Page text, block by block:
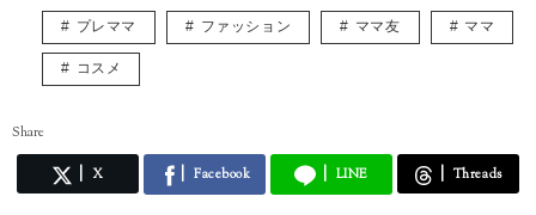
プレママ ファッション ママ友 ママ
コスメ
Share
X Facebook LINE Threads